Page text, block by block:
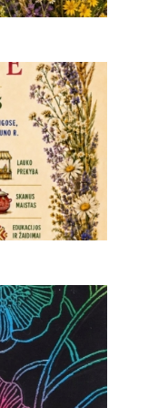
15 d. Laikas: 13
proga padėti